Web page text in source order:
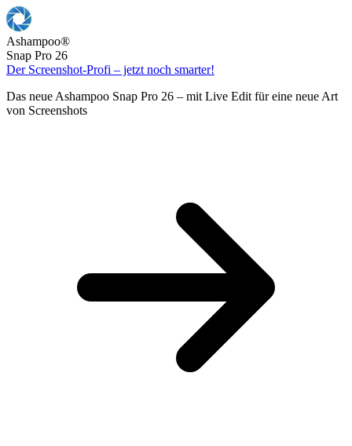
Ashampoo®
Snap Pro 26
Der Screenshot-Profi – jetzt noch smarter!
Das neue Ashampoo Snap Pro 26 – mit Live Edit für eine neue Art
von Screenshots